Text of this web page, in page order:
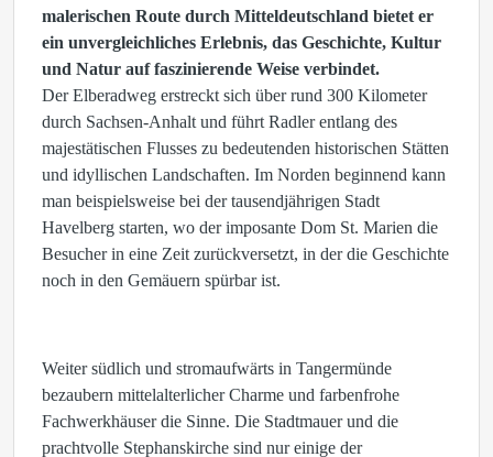
malerischen Route durch Mitteldeutschland bietet er
ein unvergleichliches Erlebnis, das Geschichte, Kultur
und Natur auf faszinierende Weise verbindet.
Der Elberadweg erstreckt sich über rund 300 Kilometer
durch Sachsen-Anhalt und führt Radler entlang des
majestätischen Flusses zu bedeutenden historischen Stätten
und idyllischen Landschaften. Im Norden beginnend kann
man beispielsweise bei der tausendjährigen Stadt
Havelberg starten, wo der imposante Dom St. Marien die
Besucher in eine Zeit zurückversetzt, in der die Geschichte
noch in den Gemäuern spürbar ist.
Weiter südlich und stromaufwärts in Tangermünde
bezaubern mittelalterlicher Charme und farbenfrohe
Fachwerkhäuser die Sinne. Die Stadtmauer und die
prachtvolle Stephanskirche sind nur einige der